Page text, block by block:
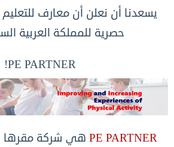
يسعدنا أن نعلن أن معارف
حصرية للمملكة العربية
PE PARTNER!
PE PARTNER هي شركة مقرها